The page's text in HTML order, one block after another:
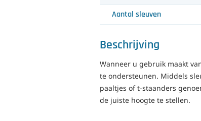
Aantal sleuven
Beschrijving
Wanneer u gebruik maakt
te ondersteunen. Middels
paaltjes of t-staanders
de juiste hoogte te stellen.